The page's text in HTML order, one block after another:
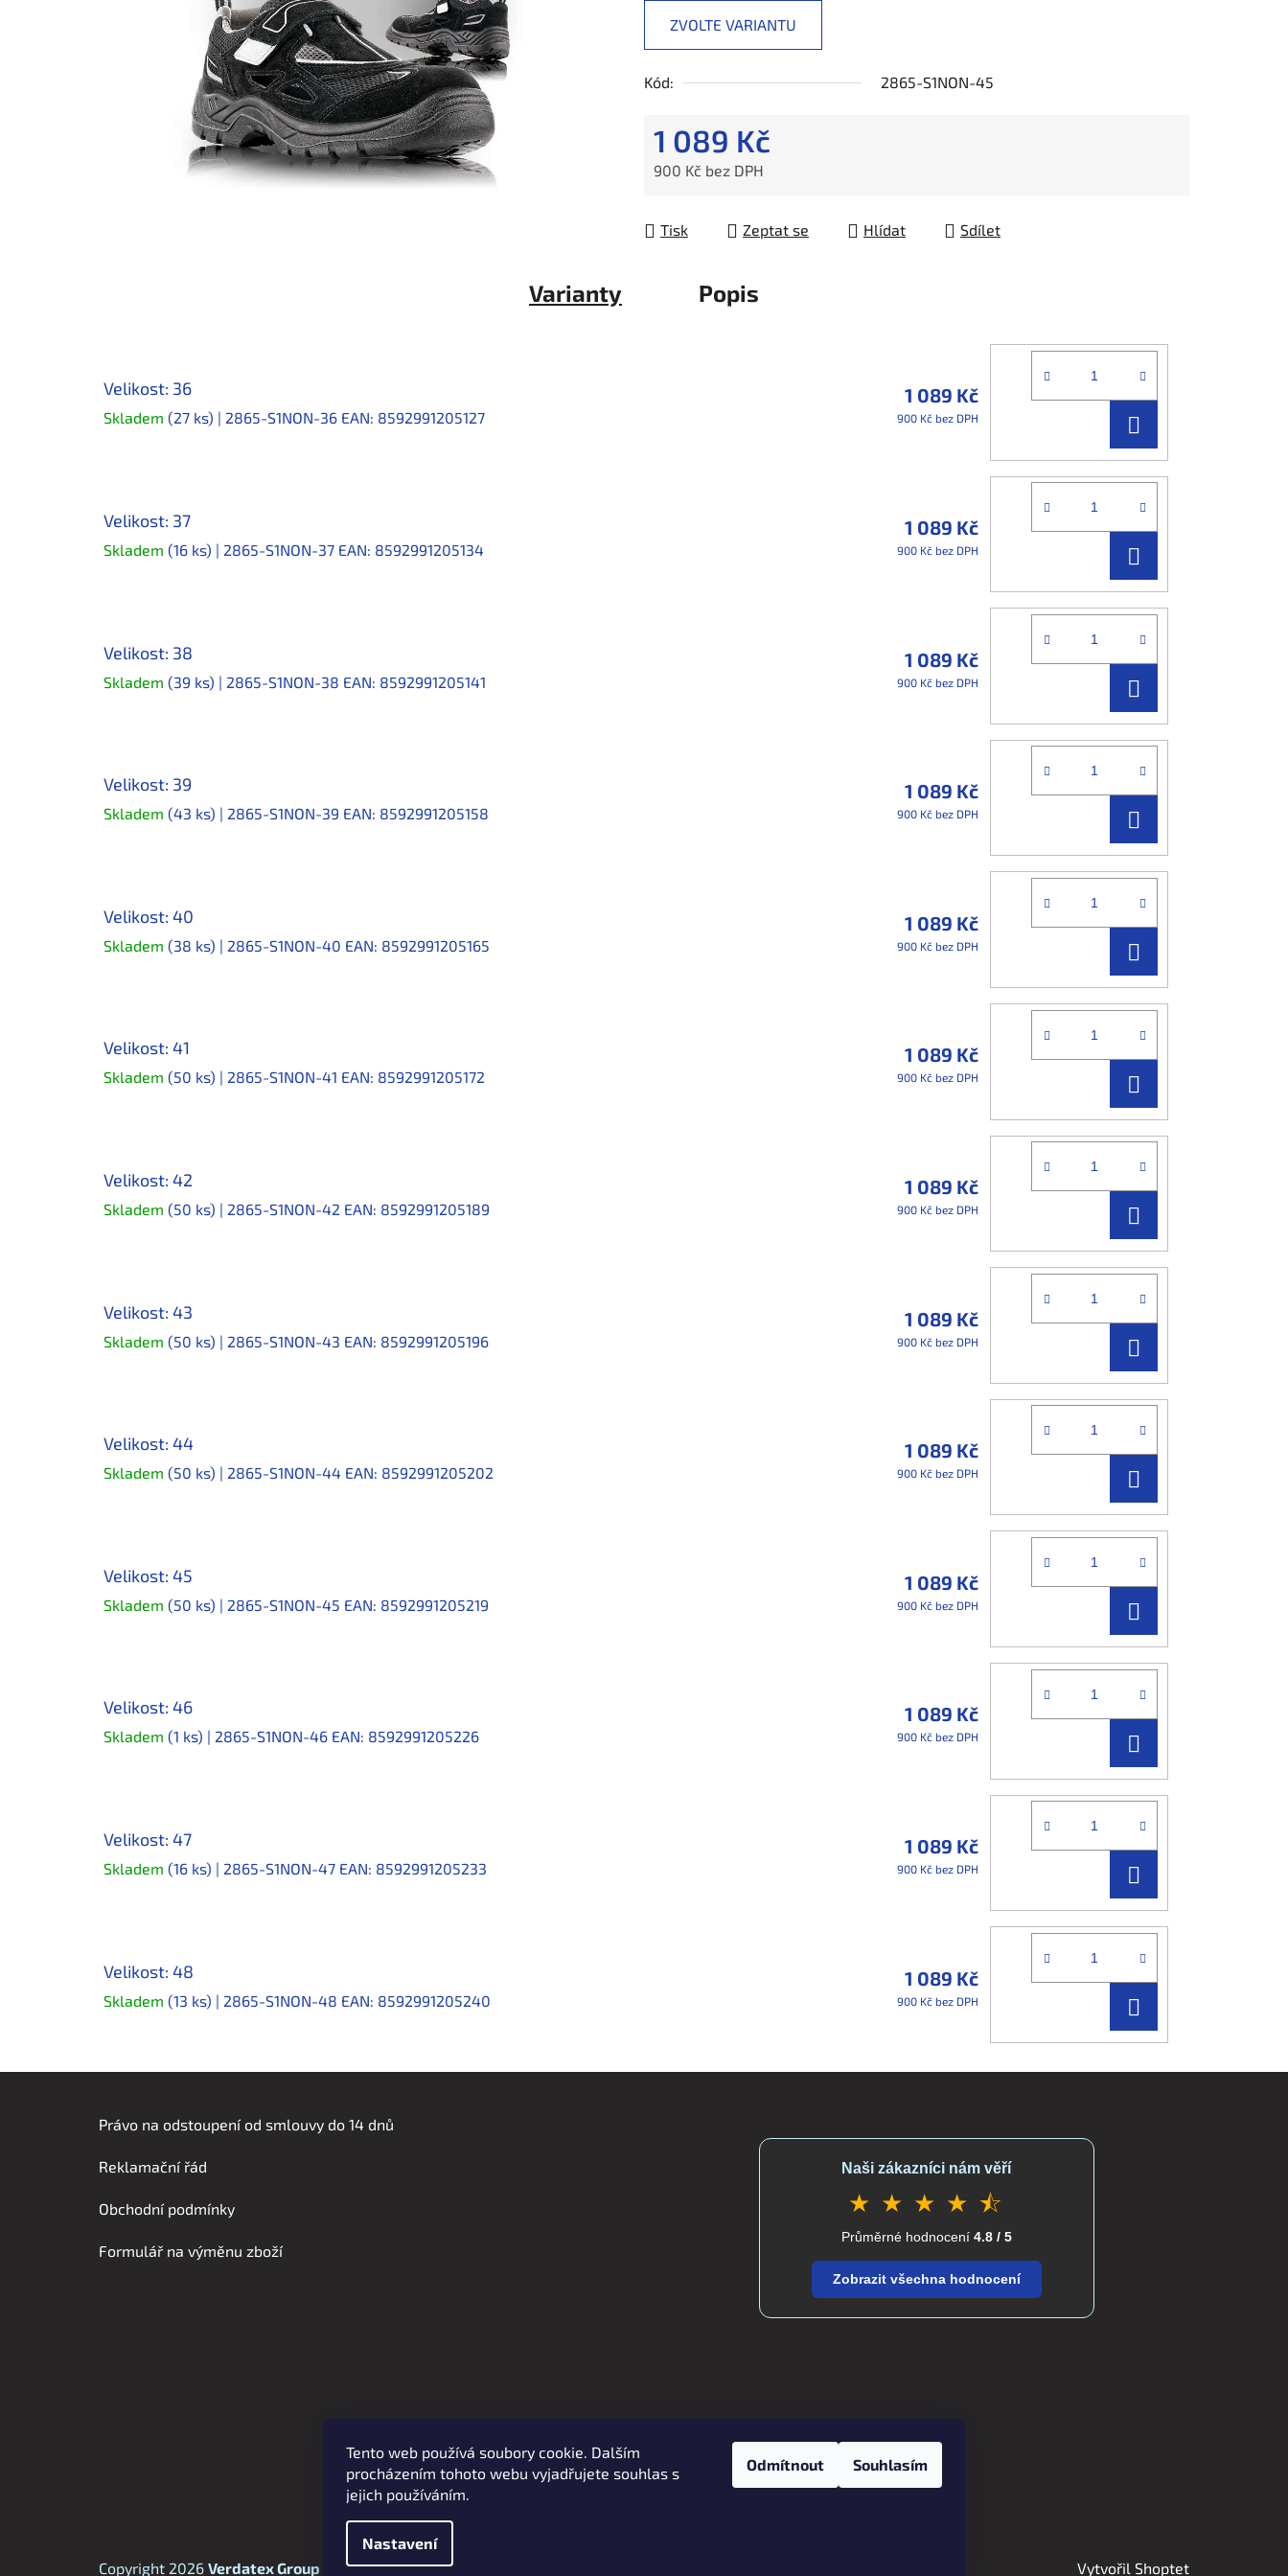
Tento web používá soubory cookie. Dalším
procházením tohoto webu vyjadřujete souhlas s
jejich používáním.
Nastavení
Odmítnout Souhlasím
ZVOLTE VARIANTU
Kód: 2865-S1NON-45
1 089 Kč
900 Kč bez DPH
Tisk
Zeptat se Hlídat Sdílet
Varianty Popis
Velikost: 36
Skladem (27 ks) | 2865-S1NON-36 EAN: 8592991205127
1 089 Kč
900 Kč bez DPH
KOŠÍKU
Velikost: 37
Skladem (16 ks) | 2865-S1NON-37 EAN: 8592991205134
1 089 Kč
900 Kč bez DPH
KOŠÍKU
Velikost: 38
Skladem (39 ks) | 2865-S1NON-38 EAN: 8592991205141
1 089 Kč
900 Kč bez DPH
KOŠÍKU
Velikost: 39
Skladem (43 ks) | 2865-S1NON-39 EAN: 8592991205158
1 089 Kč
900 Kč bez DPH
KOŠÍKU
Velikost: 40
Skladem (38 ks) | 2865-S1NON-40 EAN: 8592991205165
1 089 Kč
900 Kč bez DPH
KOŠÍKU
Velikost: 41
Skladem (50 ks) | 2865-S1NON-41 EAN: 8592991205172
1 089 Kč
900 Kč bez DPH
KOŠÍKU
Velikost: 42
Skladem (50 ks) | 2865-S1NON-42 EAN: 8592991205189
1 089 Kč
900 Kč bez DPH
KOŠÍKU
Velikost: 43
Skladem (50 ks) | 2865-S1NON-43 EAN: 8592991205196
1 089 Kč
900 Kč bez DPH
KOŠÍKU
Velikost: 44
Skladem (50 ks) | 2865-S1NON-44 EAN: 8592991205202
1 089 Kč
900 Kč bez DPH
KOŠÍKU
Velikost: 45
Skladem (50 ks) | 2865-S1NON-45 EAN: 8592991205219
1 089 Kč
900 Kč bez DPH
KOŠÍKU
Velikost: 46
Skladem (1 ks) | 2865-S1NON-46 EAN: 8592991205226
1 089 Kč
900 Kč bez DPH
KOŠÍKU
Velikost: 47
Skladem (16 ks) | 2865-S1NON-47 EAN: 8592991205233
1 089 Kč
900 Kč bez DPH
KOŠÍKU
Velikost: 48
Skladem (13 ks) | 2865-S1NON-48 EAN: 8592991205240
1 089 Kč
900 Kč bez DPH
KOŠÍKU
Právo na odstoupení od smlouvy do 14 dnů
Reklamační řád
Obchodní podmínky
Formulář na výměnu zboží
Naši zákazníci nám věří
★ ★ ★ ★ ⯪
Průměrné hodnocení 4.8 / 5
Zobrazit všechna hodnocení
Zboží.cz Heureka.cz verdatex.cz
Vytvořil Shoptet
Copyright 2026 Verdatex Group s.r.o.. Všechna práva vyhrazena.